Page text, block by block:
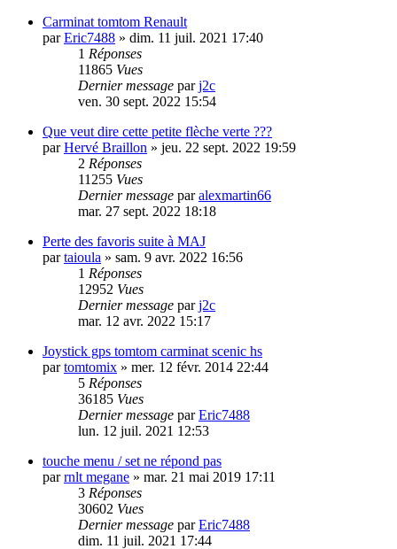
Carminat tomtom Renault
parEric7488 » dim. 11 juil. 2021 17:40
1 Réponses
11865 Vues
Dernier message parj2c
ven. 30 sept. 2022 15:54
Que veut dire cette petite flèche verte ???
parHervé Braillon » jeu. 22 sept. 2022 19:59
2 Réponses
11255 Vues
Dernier message paralexmartin66
mar. 27 sept. 2022 18:18
Perte des favoris suite à MAJ
partaioula » sam. 9 avr. 2022 16:56
1 Réponses
12952 Vues
Dernier message parj2c
mar. 12 avr. 2022 15:17
Joystick gps tomtom carminat scenic hs
partomtomix » mer. 12 févr. 2014 22:44
5 Réponses
36185 Vues
Dernier message parEric7488
lun. 12 juil. 2021 12:53
touche menu / set ne répond pas
parrnlt megane » mar. 21 mai 2019 17:11
3 Réponses
30602 Vues
Dernier message parEric7488
dim. 11 juil. 2021 17:44